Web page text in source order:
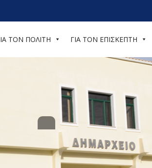
ΤΟΝ ΠΟΛΙΤΗ ΓΙΑ ΤΟΝ ΕΠΙΣΚΕΠΤΗ